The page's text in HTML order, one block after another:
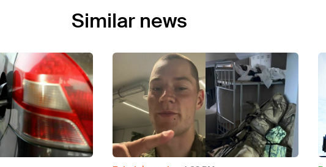
Similar news